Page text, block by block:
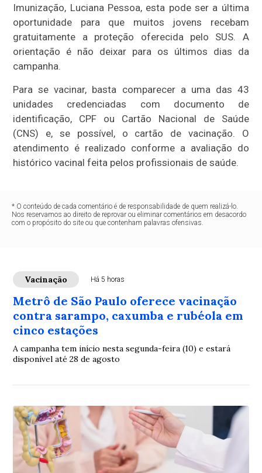
Imunização, Luciana Pessoa, esta pode ser a última
oportunidade para que muitos jovens recebam
gratuitamente a proteção oferecida pelo SUS. A
orientação é não deixar para os últimos dias da
campanha.
Para se vacinar, basta comparecer a uma das 43
unidades credenciadas com documento de
identificação, CPF ou Cartão Nacional de Saúde
(CNS) e, se possível, o cartão de vacinação. O
atendimento é realizado conforme a avaliação do
histórico vacinal feita pelos profissionais de saúde.
* O conteúdo de cada comentário é de responsabilidade de quem realizá-lo.
Nos reservamos ao direito de reprovar ou eliminar comentários em desacordo
com o propósito do site ou que contenham palavras ofensivas.
Vacinação Há 5 horas
Metrô de São Paulo oferece vacinação
contra sarampo, caxumba e rubéola em
cinco estações
A campanha tem início nesta segunda-feira (10) e estará
disponível até 28 de agosto